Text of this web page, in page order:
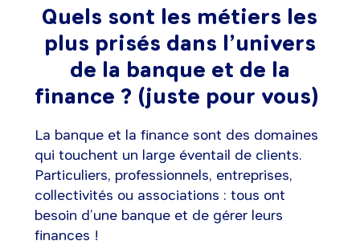
Quels sont les métiers les
plus prisés dans l’univers
de la banque et de la
finance ? (juste pour vous)
La banque et la finance sont des domaines
qui touchent un large éventail de clients.
Particuliers, professionnels, entreprises,
collectivités ou associations : tous ont
besoin d’une banque et de gérer leurs
finances !